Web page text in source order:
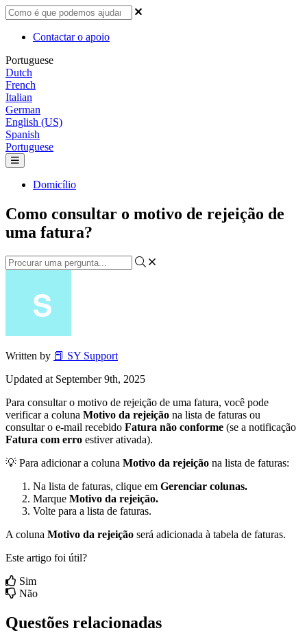
Contactar o apoio
Portuguese
Dutch
French
Italian
German
English (US)
Spanish
Portuguese
Domicílio
Como consultar o motivo de rejeição de
uma fatura?
Written by 📕 SY Support
Updated at September 9th, 2025
Para consultar o motivo de rejeição de uma fatura, você pode
verificar a coluna Motivo da rejeição na lista de faturas ou
consultar o e-mail recebido Fatura não conforme (se a notificação
Fatura com erro estiver ativada).
 Para adicionar a coluna Motivo da rejeição na lista de faturas:
Na lista de faturas, clique em Gerenciar colunas.
Marque Motivo da rejeição.
Volte para a lista de faturas.
A coluna Motivo da rejeição será adicionada à tabela de faturas.
Este artigo foi útil?
Sim
Não
Questões relacionadas